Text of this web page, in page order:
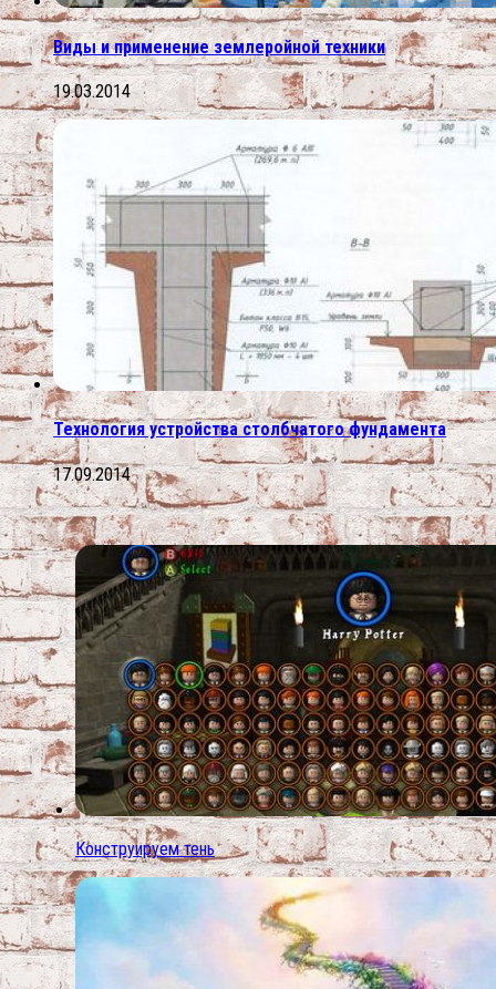
Виды и применение землеройной техники
19.03.2014
Технология устройства столбчатого фундамента
17.09.2014
Конструируем тень